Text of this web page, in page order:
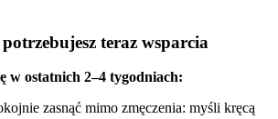
teraz wsparcia
w ostatnich 2–4 tygodniach:
zasnąć mimo zmęczenia: myśli kręcą